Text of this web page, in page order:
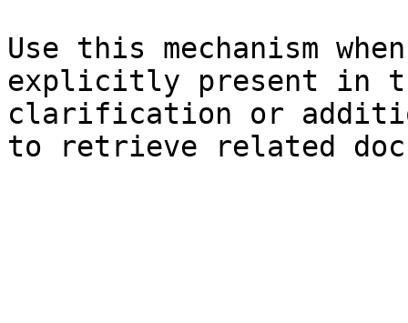
Use this mechanism
explicitly present in
clarification or